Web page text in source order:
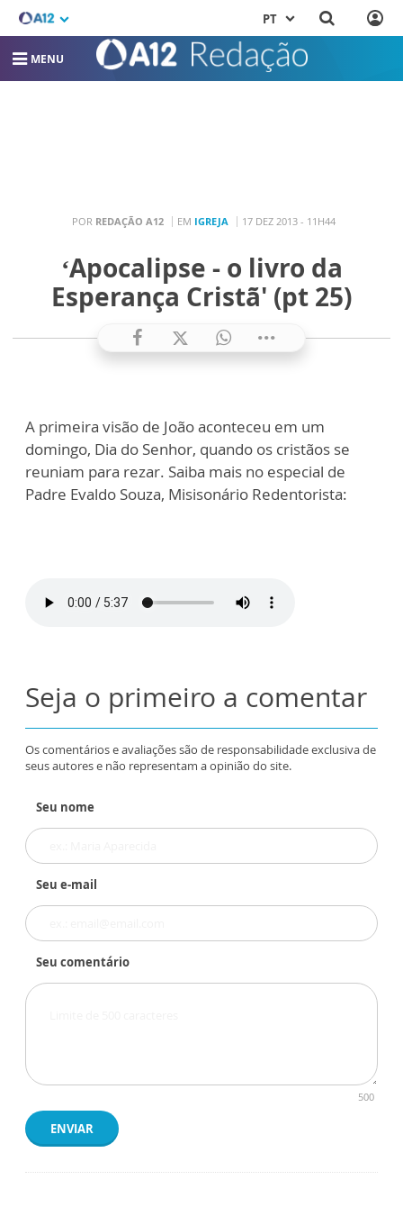
PT
MENU
POR REDAÇÃO A12 EM IGREJA 17 DEZ 2013 - 11H44
‘Apocalipse - o livro da
Esperança Cristã' (pt 25)
A primeira visão de João aconteceu em um
domingo, Dia do Senhor, quando os cristãos se
reuniam para rezar. Saiba mais no especial de
Padre Evaldo Souza, Misisonário Redentorista:
Seja o primeiro a comentar
Os comentários e avaliações são de responsabilidade exclusiva de
seus autores e não representam a opinião do site.
Seu nome
Seu e-mail
Seu comentário
500
ENVIAR